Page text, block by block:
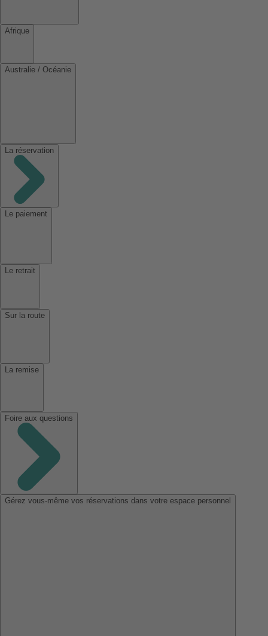
Afrique
Australie / Océanie
La réservation
Le paiement
Le retrait
Sur la route
La remise
Foire aux questions
Gérez vous-même vos réservations dans votre espace personnel